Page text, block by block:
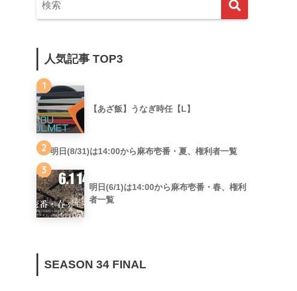
人気記事 TOP3
1
【あざ飯】うなぎ時任【L】
2 明日(8/31)は14:00から麻布壱番・夏、権利者一覧
3
明日(6/1)は14:00から麻布壱番・春、権利
者一覧
SEASON 34 FINAL